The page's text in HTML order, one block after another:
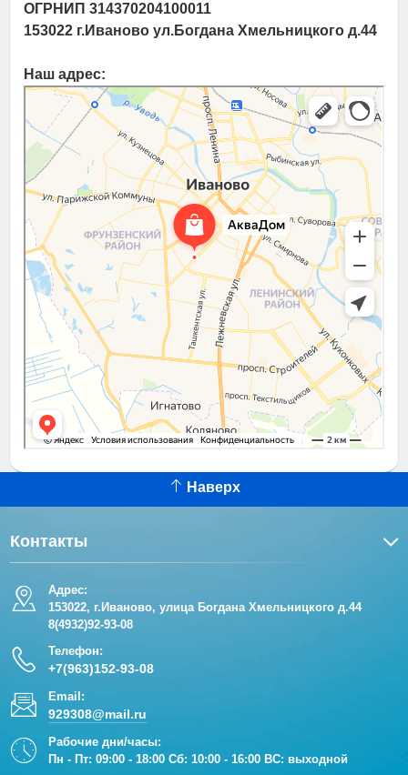
ОГРНИП 314370204100011
153022 г.Иваново ул.Богдана Хмельницкого д.44
Наш адрес:
Наверх
Контакты
Адрес:
153022, г.Иваново, улица Богдана Хмельницкого д.44
8(4932)92-93-08
Телефон:
+7(963)152-93-08
Email:
929308@mail.ru
Рабочие дни/часы:
Пн - Пт: 09:00 - 18:00 Сб: 10:00 - 16:00 ВС: выходной